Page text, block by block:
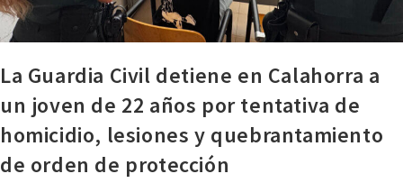
La Guardia Civil detiene en Calahorra a
un joven de 22 años por tentativa de
homicidio, lesiones y quebrantamiento
de orden de protección